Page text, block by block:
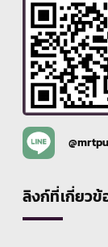
ลิงก์ที่เกี่ยวข้